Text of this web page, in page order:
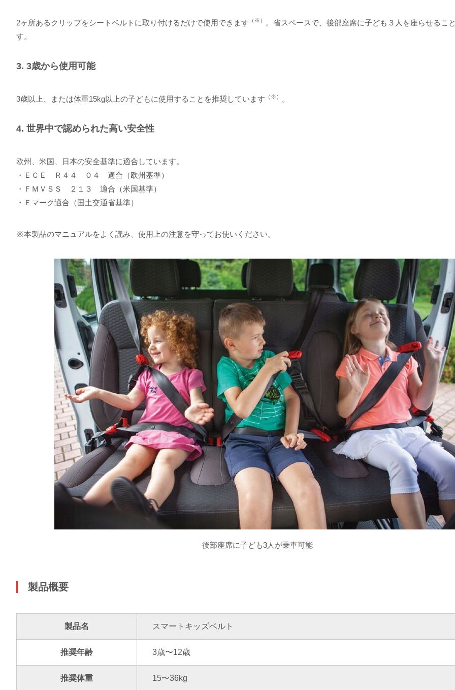
2ヶ所あるクリップをシートベルトに取り付けるだけで使用できます （※）
。省スペースで、後部座席に子ども３人を座らせるこ
す。
3. 3歳から使用可能
3歳以上、または体重15kg以上の子どもに使用することを推奨しています （※） 。
4. 世界中で認められた高い安全性
欧州、米国、日本の安全基準に適合しています。
・ＥＣＥ Ｒ４４ ０４ 適合（欧州基準）
・ＦＭＶＳＳ ２１３ 適合（米国基準）
・Ｅマーク適合（国土交通省基準）
※本製品のマニュアルをよく読み、使用上の注意を守ってお使いください。
後部座席に子ども3人が乗車可能
製品概要
製品名 スマートキッズベルト
推奨年齢 3歳〜12歳
推奨体重 15〜36kg